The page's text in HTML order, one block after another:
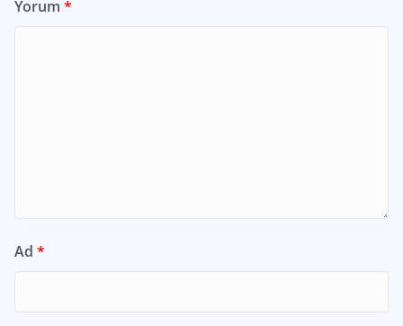
Yorum *
Ad *